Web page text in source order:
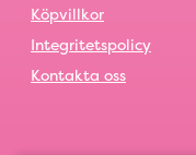
Köpvillkor
Integritetspolicy
Kontakta oss